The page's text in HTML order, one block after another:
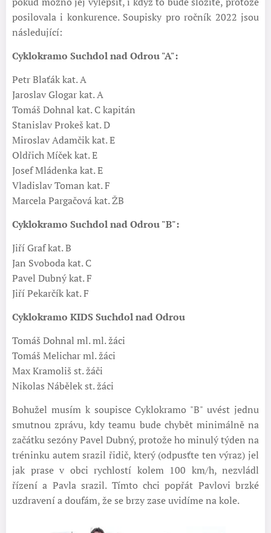
posilovala i konkurence. Soupisky pro ročník 2022 jsou
následující:
Cyklokramo Suchdol nad Odrou "A":
Petr Blaťák kat. A
Jaroslav Glogar kat. A
Tomáš Dohnal kat. C kapitán
Stanislav Prokeš kat. D
Miroslav Adamčik kat. E
Oldřich Míček kat. E
Josef Mládenka kat. E
Vladislav Toman kat. F
Marcela Pargačová kat. ŽB
Cyklokramo Suchdol nad Odrou "B":
Jiří Graf kat. B
Jan Svoboda kat. C
Pavel Dubný kat. F
Jiří Pekarčík kat. F
Cyklokramo KIDS Suchdol nad Odrou
Tomáš Dohnal ml. ml. žáci
Tomáš Melichar ml. žáci
Max Kramoliš st. žáči
Nikolas Nábělek st. žáci
Bohužel musím k soupisce Cyklokramo "B" uvést jednu
smutnou zprávu, kdy teamu bude chybět minimálně na
začátku sezóny Pavel Dubný, protože ho minulý týden na
tréninku autem srazil řidič, který (odpusťte ten výraz) jel
jak prase v obci rychlostí kolem 100 km/h, nezvládl
řízení a Pavla srazil. Tímto chci popřát Pavlovi brzké
uzdravení a doufám, že se brzy zase uvidíme na kole.